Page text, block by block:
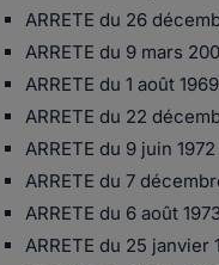
ARRETE du 26
ARRETE du 9 mars
ARRETE du 1 août 1969
ARRETE du 22
ARRETE du 9 juin 1972
ARRETE du 7
ARRETE du 6 août
ARRETE du 25 janvier